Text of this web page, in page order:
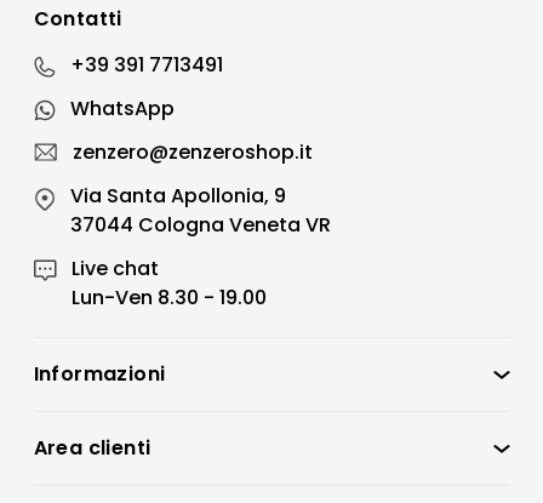
Contatti
+39 391 7713491
WhatsApp
zenzero@zenzeroshop.it
Via Santa Apollonia, 9
37044 Cologna Veneta VR
Live chat
Lun-Ven 8.30 - 19.00
Informazioni
Condizioni di vendita
Area clienti